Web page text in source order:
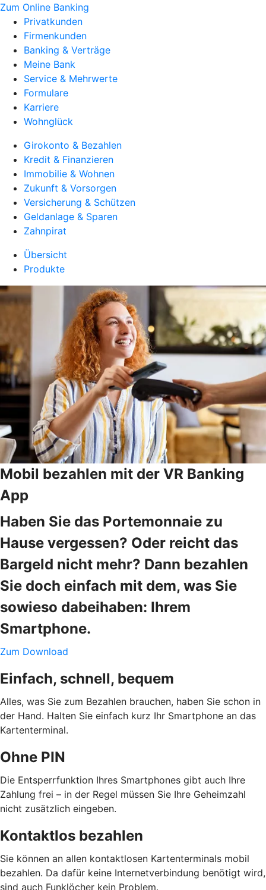
Zum Online Banking
Privatkunden
Firmenkunden
Banking & Verträge
Meine Bank
Service & Mehrwerte
Formulare
Karriere
Wohnglück
Girokonto & Bezahlen
Kredit & Finanzieren
Immobilie & Wohnen
Zukunft & Vorsorgen
Versicherung & Schützen
Geldanlage & Sparen
Zahnpirat
Übersicht
Produkte
Mobil bezahlen mit der VR Banking
App
Haben Sie das Portemonnaie zu
Hause vergessen? Oder reicht das
Bargeld nicht mehr? Dann bezahlen
Sie doch einfach mit dem, was Sie
sowieso dabeihaben: Ihrem
Smartphone.
Zum Download
Einfach, schnell, bequem
Alles, was Sie zum Bezahlen brauchen, haben Sie schon in
der Hand. Halten Sie einfach kurz Ihr Smartphone an das
Kartenterminal.
Ohne PIN
Die Entsperrfunktion Ihres Smartphones gibt auch Ihre
Zahlung frei – in der Regel müssen Sie Ihre Geheimzahl
nicht zusätzlich eingeben.
Kontaktlos bezahlen
Sie können an allen kontaktlosen Kartenterminals mobil
bezahlen. Da dafür keine Internetverbindung benötigt wird,
sind auch Funklöcher kein Problem.